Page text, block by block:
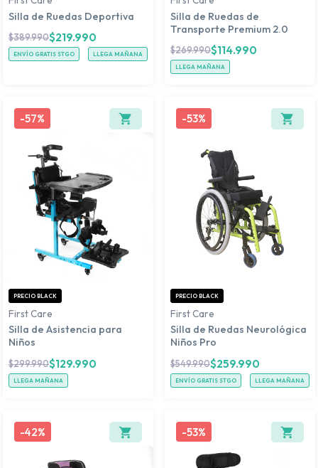
Silla de Ruedas Deportiva
$389.990$219.990
ENVÍO GRATIS STGO LLEGA MAÑANA
Silla de Ruedas de
Transporte Premium 2.0
$269.990$114.990
LLEGA MAÑANA
-57%
PRECIO BLACK
First Care
Silla de Asistencia para
Niños
$299.990$129.990
LLEGA MAÑANA
-53%
PRECIO BLACK
First Care
Silla de Ruedas Neurológica
Niños Pro
$549.990$259.990
ENVÍO GRATIS STGO LLEGA MAÑANA
-42% -53%